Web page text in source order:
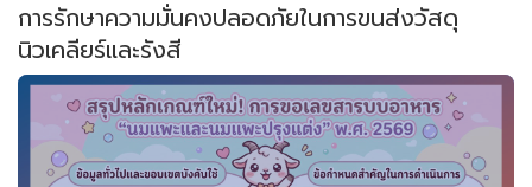
การรักษาความมั่นคงปลอดภัยในการขนส่งวัสดุ
นิวเคลียร์และรังสี